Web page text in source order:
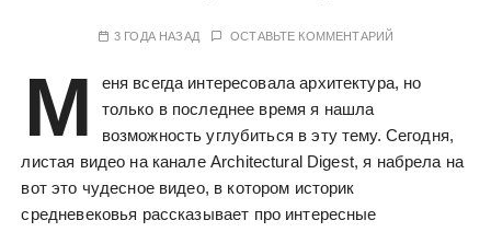
3 ГОДА НАЗАД ОСТАВЬТЕ КОММЕНТАРИЙ
М
еня всегда интересовала архитектура, но
только в последнее время я нашла
возможность углубиться в эту тему. Сегодня,
листая видео на канале Architectural Digest, я набрела на
вот это чудесное видео, в котором историк
средневековья рассказывает про интересные